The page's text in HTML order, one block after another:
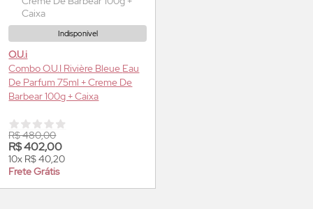
Indisponível
O.U.i
Combo O.U.I Rivière Bleue Eau
De Parfum75ml + Creme De
Barbear 100g + Caixa
R$ 480,00
R$ 402,00
10x R$ 40,20
Frete Grátis